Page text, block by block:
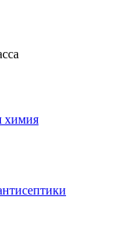
химия